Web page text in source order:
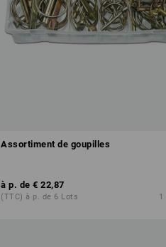
Assortiment de goupilles
à p. de € 22,87
(TTC) à p. de 6 Lots 1